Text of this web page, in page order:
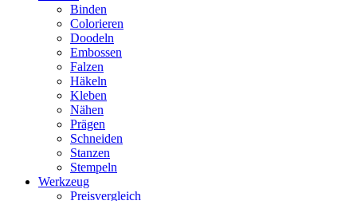
Binden
Colorieren
Doodeln
Embossen
Falzen
Häkeln
Kleben
Nähen
Prägen
Schneiden
Stanzen
Stempeln
Werkzeug
Preisvergleich